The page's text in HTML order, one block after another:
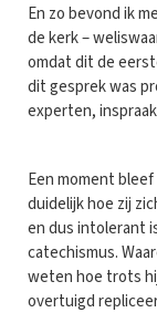
En zo bevond ik
de kerk –
omdat dit de
dit gesprek was
experten,
Een moment
duidelijk hoe zij
en dus intolerant
catechismus.
weten hoe trots
overtuigd